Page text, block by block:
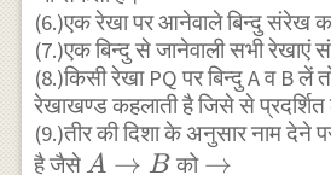
(6.)एक रेखा पर आनेवाले बिन्दु संरेख
(7.)एक बिन्दु से जानेवाली सभी रेखाएं
(8.)किसी रेखा PQ पर बिन्दु A व B लें
रेखाखण्ड कहलाती है जिसे से
(9.)तीर की दिशा के अनुसार नाम देने
है जैसे A\rightarrow
A → B को →